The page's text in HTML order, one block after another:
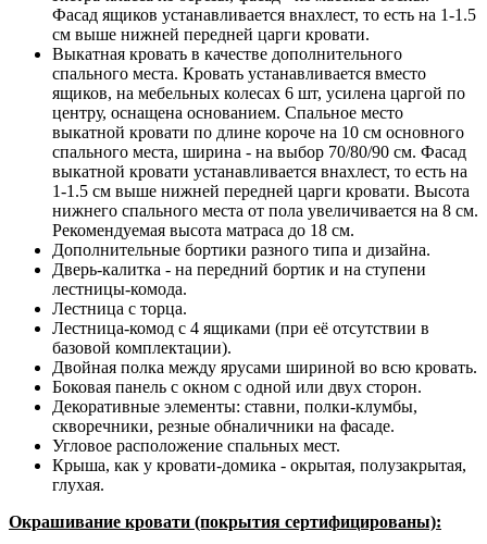
Фасад ящиков устанавливается внахлест, то есть на 1-1.5
см выше нижней передней царги кровати.
Выкатная кровать в качестве дополнительного
спального места. Кровать устанавливается вместо
ящиков, на мебельных колесах 6 шт, усилена царгой по
центру, оснащена основанием. Спальное место
выкатной кровати по длине короче на 10 см основного
спального места, ширина - на выбор 70/80/90 см. Фасад
выкатной кровати устанавливается внахлест, то есть на
1-1.5 см выше нижней передней царги кровати. Высота
нижнего спального места от пола увеличивается на 8 см.
Рекомендуемая высота матраса до 18 см.
Дополнительные бортики разного типа и дизайна.
Дверь-калитка - на передний бортик и на ступени
лестницы-комода.
Лестница с торца.
Лестница-комод с 4 ящиками (при её отсутствии в
базовой комплектации).
Двойная полка между ярусами шириной во всю кровать.
Боковая панель с окном с одной или двух сторон.
Декоративные элементы: ставни, полки-клумбы,
скворечники, резные обналичники на фасаде.
Угловое расположение спальных мест.
Крыша, как у кровати-домика - окрытая, полузакрытая,
глухая.
Окрашивание кровати (покрытия сертифицированы):